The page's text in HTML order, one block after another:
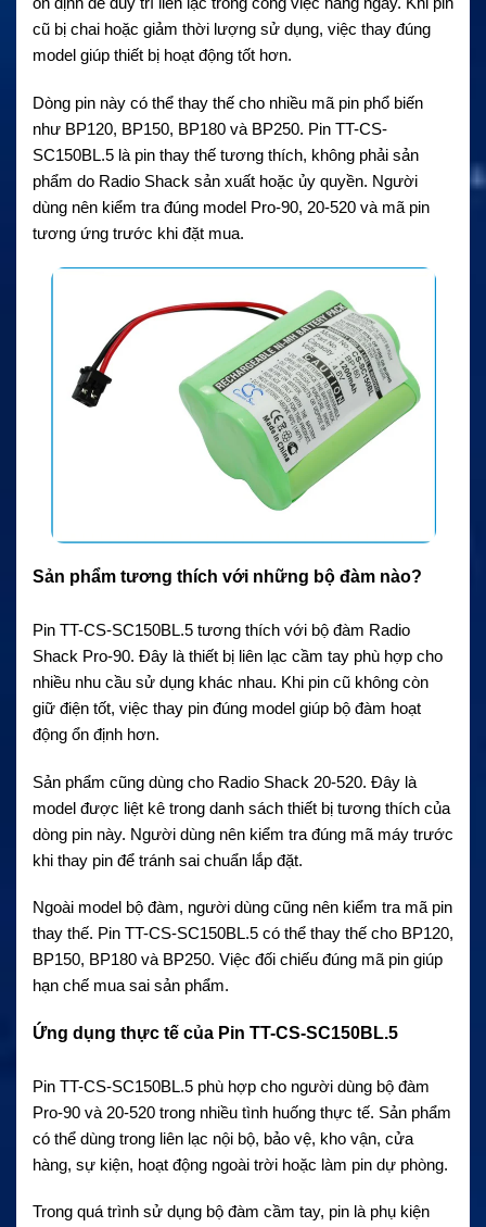
cũ bị chai hoặc giảm thời lượng sử dụng, việc thay đúng
model giúp thiết bị hoạt động tốt hơn.
Dòng pin này có thể thay thế cho nhiều mã pin phổ biến
như BP120, BP150, BP180 và BP250. Pin TT-CS-
SC150BL.5 là pin thay thế tương thích, không phải sản
phẩm do Radio Shack sản xuất hoặc ủy quyền. Người
dùng nên kiểm tra đúng model Pro-90, 20-520 và mã pin
tương ứng trước khi đặt mua.
Sản phẩm tương thích với những bộ đàm nào?
Pin TT-CS-SC150BL.5 tương thích với bộ đàm Radio
Shack Pro-90. Đây là thiết bị liên lạc cầm tay phù hợp cho
nhiều nhu cầu sử dụng khác nhau. Khi pin cũ không còn
giữ điện tốt, việc thay pin đúng model giúp bộ đàm hoạt
động ổn định hơn.
Sản phẩm cũng dùng cho Radio Shack 20-520. Đây là
model được liệt kê trong danh sách thiết bị tương thích của
dòng pin này. Người dùng nên kiểm tra đúng mã máy trước
khi thay pin để tránh sai chuẩn lắp đặt.
Ngoài model bộ đàm, người dùng cũng nên kiểm tra mã pin
thay thế. Pin TT-CS-SC150BL.5 có thể thay thế cho BP120,
BP150, BP180 và BP250. Việc đối chiếu đúng mã pin giúp
hạn chế mua sai sản phẩm.
Ứng dụng thực tế của Pin TT-CS-SC150BL.5
Pin TT-CS-SC150BL.5 phù hợp cho người dùng bộ đàm
Pro-90 và 20-520 trong nhiều tình huống thực tế. Sản phẩm
có thể dùng trong liên lạc nội bộ, bảo vệ, kho vận, cửa
hàng, sự kiện, hoạt động ngoài trời hoặc làm pin dự phòng.
Trong quá trình sử dụng bộ đàm cầm tay, pin là phụ kiện